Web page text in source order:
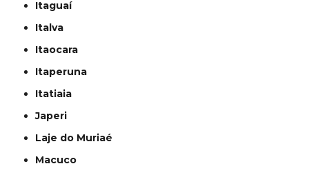
Itaguaí
Italva
Itaocara
Itaperuna
Itatiaia
Japeri
Laje do Muriaé
Macuco